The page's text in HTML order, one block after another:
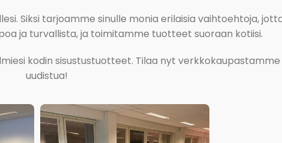
Siksi tarjoamme sinulle monia erilaisia vaihtoehtoja,
ja turvallista, ja toimitamme tuotteet suoraan kotiisi.
kodin sisustustuotteet. Tilaa nyt
uudistua!